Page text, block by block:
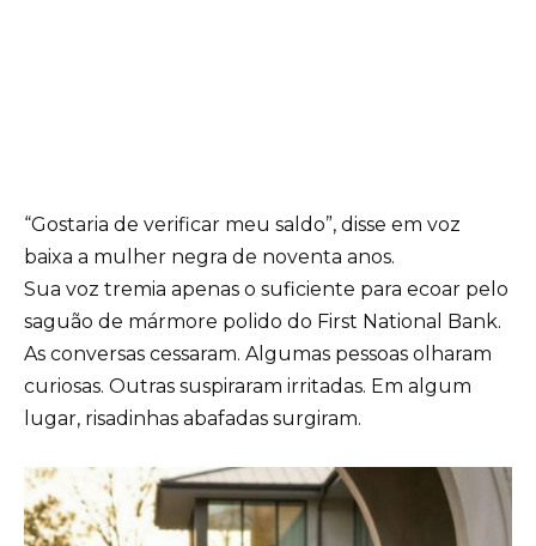
“Gostaria de verificar meu saldo”, disse em voz
baixa a mulher negra de noventa anos.
Sua voz tremia apenas o suficiente para ecoar pelo
saguão de mármore polido do First National Bank.
As conversas cessaram. Algumas pessoas olharam
curiosas. Outras suspiraram irritadas. Em algum
lugar, risadinhas abafadas surgiram.